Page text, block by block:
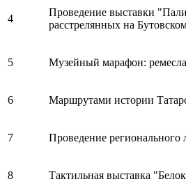
4
Проведение выставки
расстрелянных на
5 Музейный марафон:
6 Маршрутами истории
7 Проведение регионального
8 Тактильная выставка